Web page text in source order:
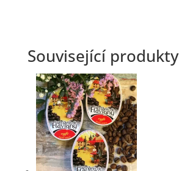
Související produkty